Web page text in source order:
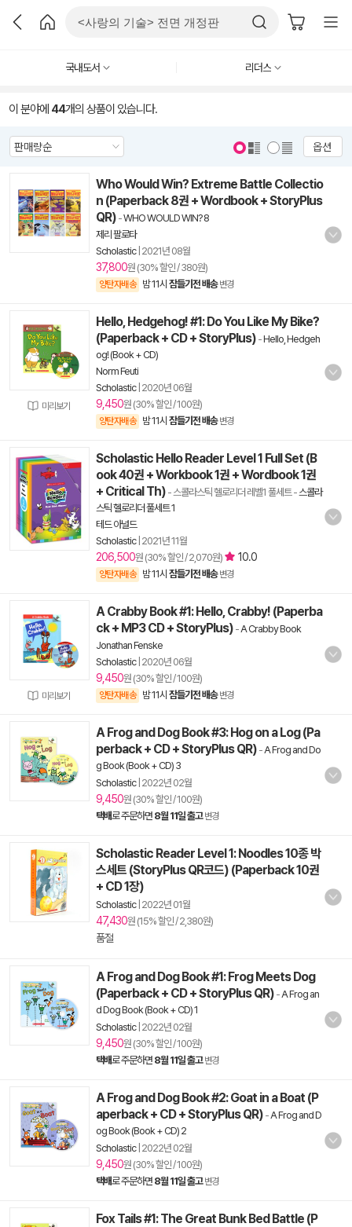
국내도서 리더스
이 분야에 44개의 상품이 있습니다.
옵션
Who Would Win? Extreme Battle Collectio
n (Paperback 8권 + Wordbook + StoryPlus
QR) -WHO WOULD WIN? 8
제리 팔로타
Scholastic| 2021년 08월
37,800원 (30% 할인 / 380원)
양탄자배송 밤 11시 잠들기전 배송 변경
미리보기
Hello, Hedgehog! #1: Do You Like My Bike?
(Paperback + CD + StoryPlus) -Hello, Hedgeh
og! (Book + CD)
Norm Feuti
Scholastic| 2020년 06월
9,450원 (30% 할인 / 100원)
양탄자배송 밤 11시 잠들기전 배송 변경
Scholastic Hello Reader Level 1 Full Set (B
ook 40권 + Workbook 1권 + Wordbook 1권
+ Critical Th) - 스콜라스틱 헬로리더 레벨1 풀세트-스콜라
스틱 헬로리더 풀세트 1
테드 아널드
Scholastic| 2021년 11월
206,500원 (30% 할인 / 2,070원) 10.0
양탄자배송 밤 11시 잠들기전 배송 변경
미리보기
A Crabby Book #1: Hello, Crabby! (Paperba
ck + MP3 CD + StoryPlus) -A Crabby Book
Jonathan Fenske
Scholastic| 2020년 06월
9,450원 (30% 할인 / 100원)
양탄자배송 밤 11시 잠들기전 배송 변경
A Frog and Dog Book #3: Hog on a Log (Pa
perback + CD + StoryPlus QR) -A Frog and Do
g Book (Book + CD) 3
Scholastic| 2022년 02월
9,450원 (30% 할인 / 100원)
택배로 주문하면 8월 11일 출고 변경
Scholastic Reader Level 1: Noodles 10종 박
스세트 (StoryPlus QR코드) (Paperback 10권
+ CD 1장)
Scholastic| 2022년 01월
47,430원 (15% 할인 / 2,380원)
품절
A Frog and Dog Book #1: Frog Meets Dog
(Paperback + CD + StoryPlus QR) -A Frog an
d Dog Book (Book + CD) 1
Scholastic| 2022년 02월
9,450원 (30% 할인 / 100원)
택배로 주문하면 8월 11일 출고 변경
A Frog and Dog Book #2: Goat in a Boat (P
aperback + CD + StoryPlus QR) -A Frog and D
og Book (Book + CD) 2
Scholastic| 2022년 02월
9,450원 (30% 할인 / 100원)
택배로 주문하면 8월 11일 출고 변경
Fox Tails #1: The Great Bunk Bed Battle (P